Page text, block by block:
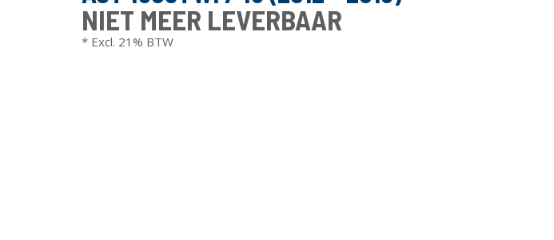
NIET MEER LEVERBAAR
* Excl. 21% BTW